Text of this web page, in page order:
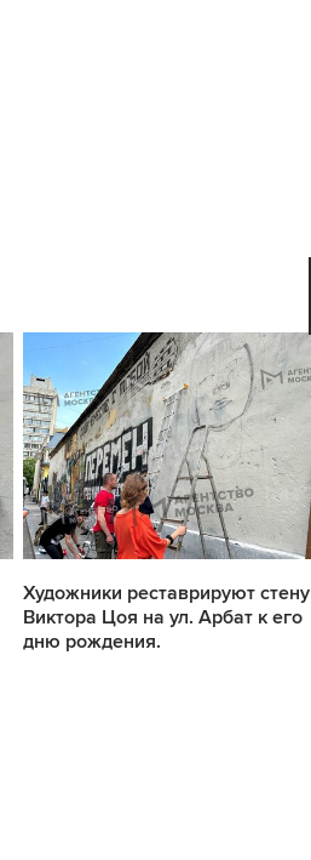
Художники реставрируют стену
Виктора Цоя на ул. Арбат к его
дню рождения.